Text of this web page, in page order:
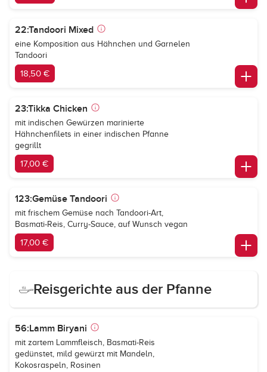
22:Tandoori Mixed
eine Komposition aus Hähnchen und Garnelen
Tandoori
18,50 €
23:Tikka Chicken
mit indischen Gewürzen marinierte
Hähnchenfilets in einer indischen Pfanne
gegrillt
17,00 €
123:Gemüse Tandoori
mit frischem Gemüse nach Tandoori-Art,
Basmati-Reis, Curry-Sauce, auf Wunsch vegan
17,00 €
Reisgerichte aus der Pfanne
56:Lamm Biryani
mit zartem Lammfleisch, Basmati-Reis
gedünstet, mild gewürzt mit Mandeln,
Kokosraspeln, Rosinen